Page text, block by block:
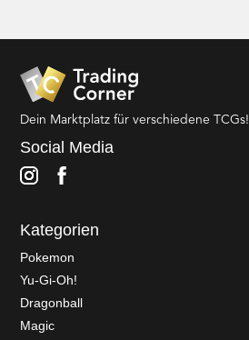
Dein Marktplatz für verschiedene TCGs!
Social Media
Kategorien
Pokemon
Yu-Gi-Oh!
Dragonball
Magic